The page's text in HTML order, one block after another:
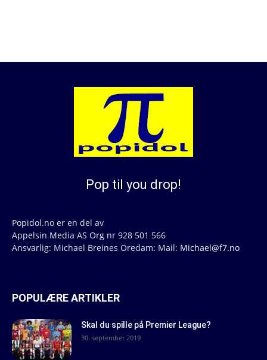
Pop til you drop!
Popidol.no er en del av
Appelsin Media AS Org nr 928 501 566
Ansvarlig: Michael Breines Oredam: Mail: Michael@f7.no
POPULÆRE ARTIKLER
Skal du spille på Premier League?
30. september 2019